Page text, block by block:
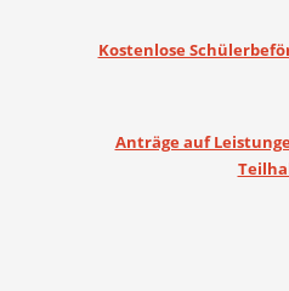
Kostenlose
Anträge auf